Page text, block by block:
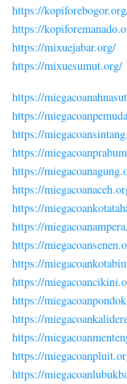
https://
https://
https://mixuejabar.org/
https://mixuesumut.org/
https://
https://
https://
https://
https://
https://
https://
https://
https://
https://
https://
https://
https://
https://
https://
https://